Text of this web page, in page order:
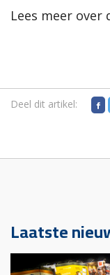
Lees meer over
Deel dit artikel:
Laatste